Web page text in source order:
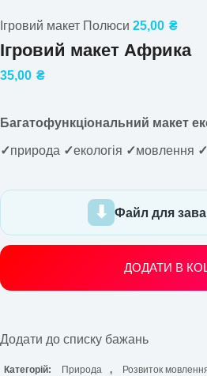
Ігровий макет Полюси 25,00 ₴
Ігровий макет Африка
35,00 ₴
Багатофункціональний макет
✓природа ✓екологія ✓мовлення ✓
Файл для
ДОДАТИ В
Додати до списку бажань
Категорій: Природа , Розвиток